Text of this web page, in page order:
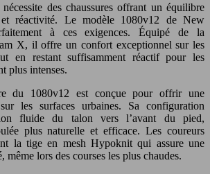
des chaussures offrant un équilibre
réactivité. Le modèle 1080v12 de New
à ces exigences. Équipé de la
X, il offre un confort exceptionnel sur les
en restant suffisamment réactif pour les
plus intenses.
du 1080v12 est conçue pour offrir une
les surfaces urbaines. Sa configuration
fluide du talon vers l’avant du pied,
plus naturelle et efficace. Les coureurs
la tige en mesh Hypoknit qui assure une
même lors des courses les plus chaudes.